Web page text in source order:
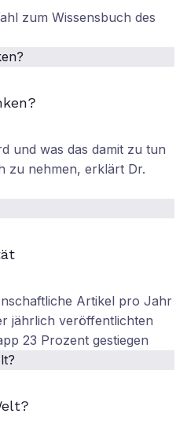
zum Wissensbuch des
und was das damit zu tun
zu nehmen, erklärt Dr.
Artikel pro Jahr
jährlich veröffentlichten
23 Prozent gestiegen